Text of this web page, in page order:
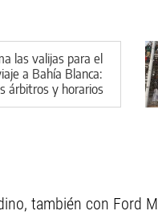
las valijas para el
a Bahía Blanca:
árbitros y horarios
también con Ford